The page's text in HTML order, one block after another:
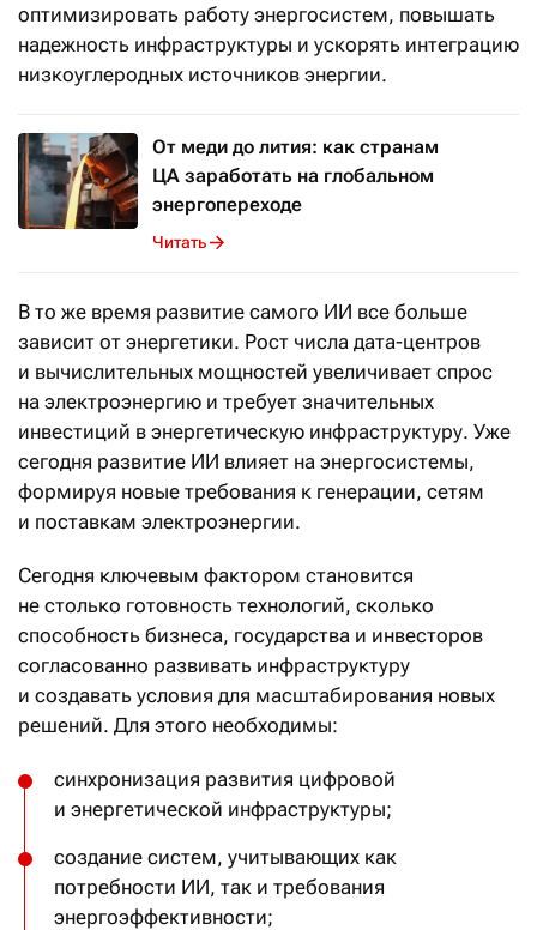
оптимизировать работу энергосистем, повышать
надежность инфраструктуры и ускорять интеграцию
низкоуглеродных источников энергии.
От меди до лития: как странам
ЦА заработать на глобальном
энергопереходе
Читать
В то же время развитие самого ИИ все больше
зависит от энергетики. Рост числа дата-центров
и вычислительных мощностей увеличивает спрос
на электроэнергию и требует значительных
инвестиций в энергетическую инфраструктуру. Уже
сегодня развитие ИИ влияет на энергосистемы,
формируя новые требования к генерации, сетям
и поставкам электроэнергии.
Сегодня ключевым фактором становится
не столько готовность технологий, сколько
способность бизнеса, государства и инвесторов
согласованно развивать инфраструктуру
и создавать условия для масштабирования новых
решений. Для этого необходимы:
синхронизация развития цифровой
и энергетической инфраструктуры;
создание систем, учитывающих как
потребности ИИ, так и требования
энергоэффективности;